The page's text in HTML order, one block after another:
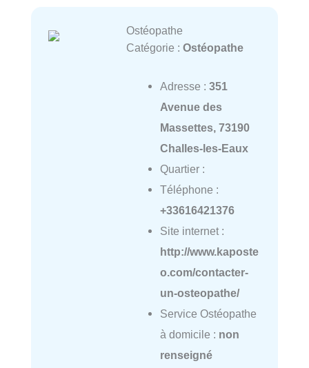
Ostéopathe
Catégorie : Ostéopathe
Adresse : 351
Avenue des
Massettes, 73190
Challes-les-Eaux
Quartier :
Téléphone :
+33616421376
Site internet :
http://www.kaposte
o.com/contacter-
un-osteopathe/
Service Ostéopathe
à domicile : non
renseigné